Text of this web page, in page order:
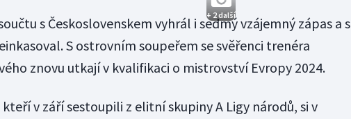
+ 2 další
s Československem vyhrál i sedmý vzájemný zápas a s
S ostrovním soupeřem se svěřenci trenéra
znovu utkají v kvalifikaci o mistrovství Evropy 2024.
v září sestoupili z elitní skupiny A Ligy národů, si v